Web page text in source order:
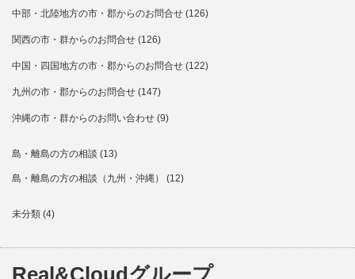
中部・北陸地方の市・郡からのお問合せ (126)
関西の市・群からのお問合せ (126)
中国・四国地方の市・郡からのお問合せ (122)
九州の市・郡からのお問合せ (147)
沖縄の市・群からのお問い合わせ (9)
島・離島の方の相談 (13)
島・離島の方の相談（九州・沖縄） (12)
未分類 (4)